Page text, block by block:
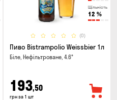
Щільність
12 %
(0)
Пиво Bistrampolio Weissbier 1л
Біле, Нефільтроване, 4.6°
193,50
грн за 1 шт